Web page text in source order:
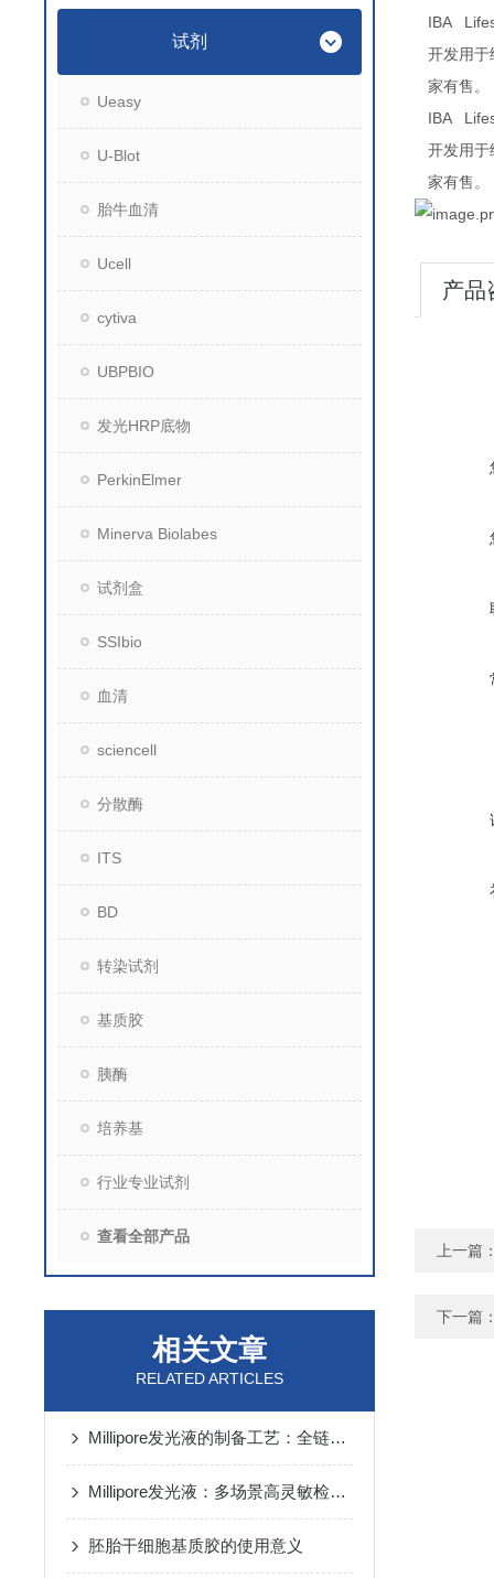
试剂
Ueasy
U-Blot
胎牛血清
Ucell
cytiva
UBPBIO
发光HRP底物
PerkinElmer
Minerva Biolabes
试剂盒
SSIbio
血清
sciencell
分散酶
ITS
BD
转染试剂
基质胶
胰酶
培养基
行业专业试剂
查看全部产品
相关文章
RELATED ARTICLES
Millipore发光液的制备工艺：全链路质控保障检测性能稳定
Millipore发光液：多场景高灵敏检测的核心试剂支撑
胚胎干细胞基质胶的使用意义
IBA
开发用于
家有售。
IBA
开发用于
家有售。
产品
上一篇
下一篇